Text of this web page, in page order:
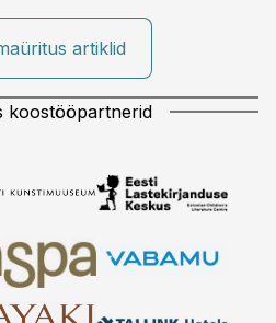
artiklid
koostööpartnerid